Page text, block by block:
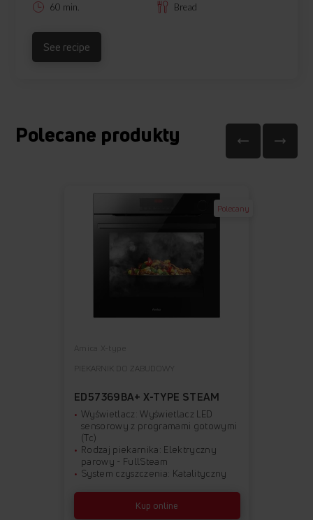
60 min.
Bread
See recipe
Polecane produkty
Polecany
Amica X-type
PIEKARNIK DO ZABUDOWY
ED57369BA+ X-TYPE STEAM
Wyświetlacz: Wyświetlacz LED
sensorowy z programami gotowymi
(Tc)
Rodzaj piekarnika: Elektryczny
parowy - FullSteam
System czyszczenia: Katalityczny
Kup online